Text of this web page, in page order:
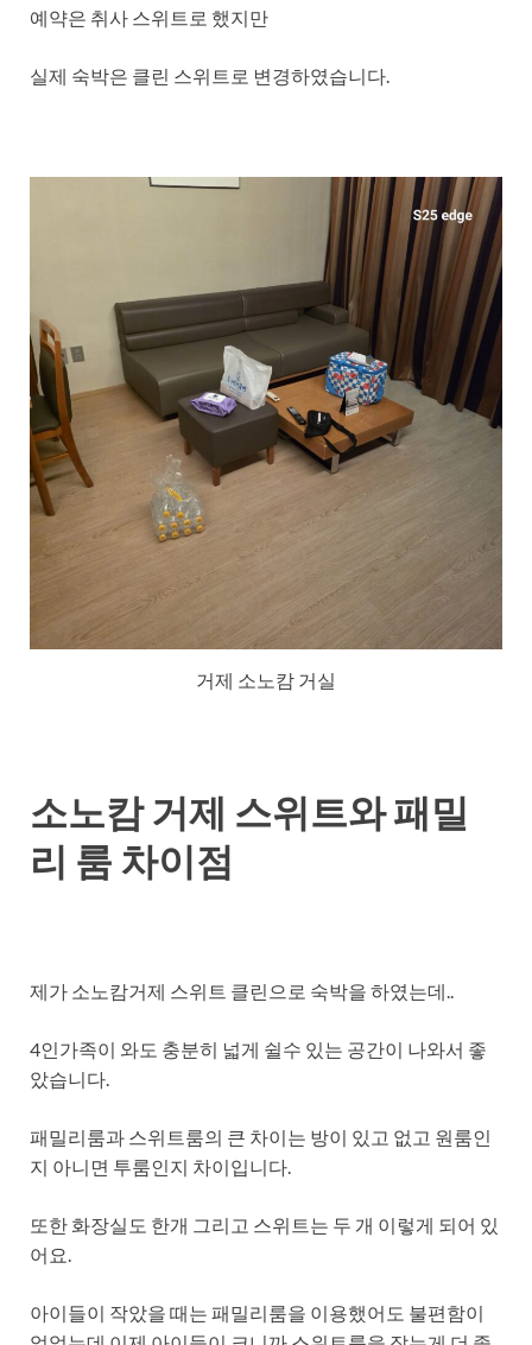
예약은 취사 스위트로 했지만
실제 숙박은 클린 스위트로 변경하였습니다.
거제 소노캄 거실
소노캄 거제 스위트와 패밀
리 룸 차이점
제가 소노캄거제 스위트 클린으로 숙박을 하였는데..
4인가족이 와도 충분히 넓게 쉴수 있는 공간이 나와서 좋
았습니다.
패밀리룸과 스위트룸의 큰 차이는 방이 있고 없고 원룸인
지 아니면 투룸인지 차이입니다.
또한 화장실도 한개 그리고 스위트는 두 개 이렇게 되어 있
어요.
아이들이 작았을 때는 패밀리룸을 이용했어도 불편함이